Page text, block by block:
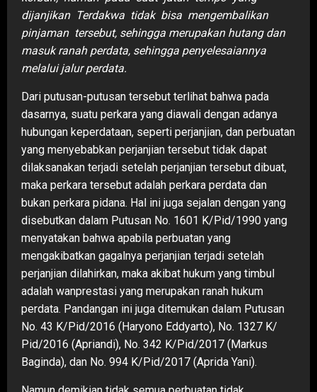
dijanjikan Terdakwa tidak bisa mengembalikan
pinjaman tersebut, sehingga merupakan hutang dan
masuk ranah perdata, sehingga penyelesaiannya
melalui jalur perdata.
Dari putusan-putusan tersebut terlihat bahwa pada
dasarnya, suatu perkara yang diawali dengan adanya
hubungan keperdataan, seperti perjanjian, dan perbuatan
yang menyebabkan perjanjian tersebut tidak dapat
dilaksanakan terjadi setelah perjanjian tersebut dibuat,
maka perkara tersebut adalah perkara perdata dan
bukan perkara pidana. Hal ini juga sejalan dengan yang
disebutkan dalam Putusan No. 1601 K/Pid/1990 yang
menyatakan bahwa apabila perbuatan yang
mengakibatkan gagalnya perjanjian terjadi setelah
perjanjian dilahirkan, maka akibat hukum yang timbul
adalah wanprestasi yang merupakan ranah hukum
perdata. Pandangan ini juga ditemukan dalam Putusan
No. 43 K/Pid/2016 (Haryono Eddyarto), No. 1327 K/
Pid/2016 (Apriandi), No. 342 K/Pid/2017 (Markus
Baginda), dan No. 994 K/Pid/2017 (Aprida Yani).